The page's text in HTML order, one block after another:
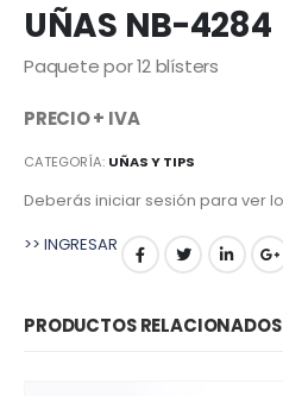
UÑAS NB-4284
Paquete por 12 blísters
PRECIO + IVA
CATEGORÍA: UÑAS Y TIPS
Deberás iniciar sesión para ver
>> INGRESAR
PRODUCTOS RELACIONADOS